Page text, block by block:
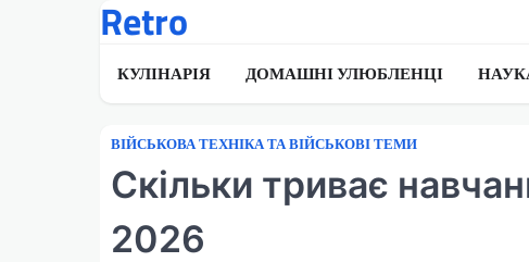
Retro
КУЛІНАРІЯ ДОМАШНІ УЛЮБЛЕНЦІ
ВІЙСЬКОВА ТЕХНІКА ТА ВІЙСЬКОВІ ТЕМИ
Скільки триває
2026